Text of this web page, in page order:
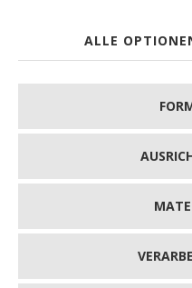
ALLE